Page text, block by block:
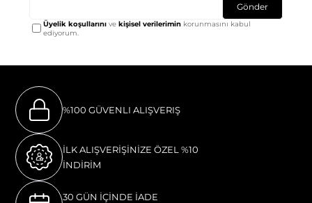
Gönder
Üyelik koşullarını vekişisel verilerimin korunmasını kabul
ediyorum.
%100 GÜVENLI ALIŞVERIŞ
İLK ALIŞVERİŞİNİZE ÖZEL %10
İNDİRİM
30 GÜN İÇİNDE İADE